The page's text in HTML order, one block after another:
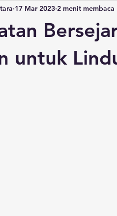
untuk
17 Mar 2023 2 menit membaca